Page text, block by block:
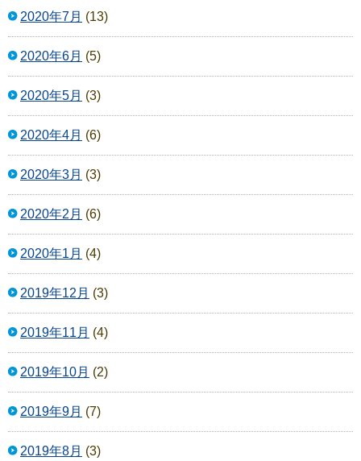
2020年7月 (13)
2020年6月 (5)
2020年5月 (3)
2020年4月 (6)
2020年3月 (3)
2020年2月 (6)
2020年1月 (4)
2019年12月 (3)
2019年11月 (4)
2019年10月 (2)
2019年9月 (7)
2019年8月 (3)